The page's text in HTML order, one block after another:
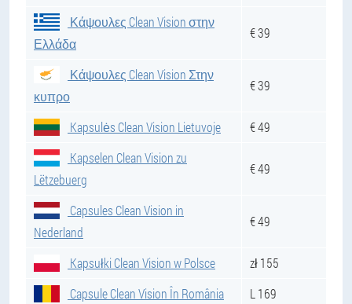
Κάψουλες Clean Vision στην
Ελλάδα
€ 39
Κάψουλες Clean Vision Στην
κυπρο
€ 39
Kapsulės Clean Vision Lietuvoje
€ 49
Kapselen Clean Vision zu
Lëtzebuerg
€ 49
Capsules Clean Vision in
Nederland
€ 49
Kapsułki Clean Vision w Polsce
zł 155
Capsule Clean Vision În România
L 169